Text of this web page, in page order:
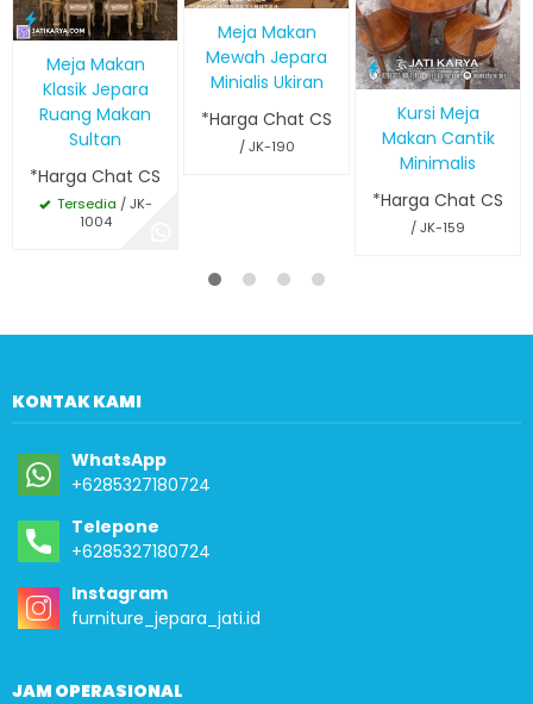
Meja Makan
Klasik Jepara
Ruang Makan
Sultan
*Harga Chat CS
Tersedia / JK-
1004
Meja Makan
Mewah Jepara
Minialis Ukiran
*Harga Chat CS
/ JK-190
Kursi Meja
Makan Cantik
Minimalis
*Harga Chat CS
/ JK-159
KONTAK KAMI
WhatsApp
+6285327180724
Telepone
+6285327180724
Instagram
furniture_jepara_jati.id
JAM OPERASIONAL